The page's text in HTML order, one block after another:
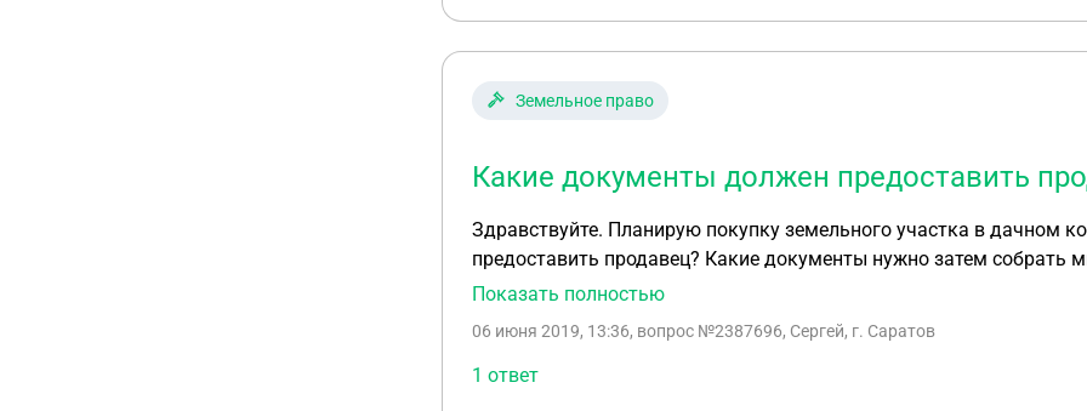
Земельное право
Какие документы должен предоставить
Здравствуйте. Планирую покупку земельного участка в дачном
предоставить продавец? Какие документы нужно затем собрать
Показать полностью
06 июня 2019, 13:36, вопрос №2387696, Сергей, г. Саратов
1 ответ